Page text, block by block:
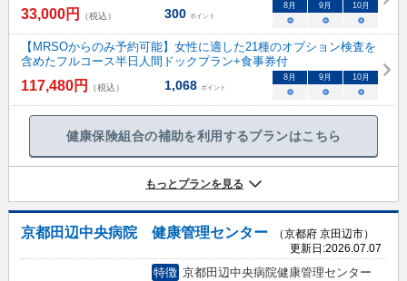
33,000円 （税込） 300 ポイント
8月 9月 10月
○ ○ ○
【MRSOからのみ予約可能】女性に適した21種のオプション検査を
含めたフルコース半日人間ドックプラン+食事券付
117,480円 （税込） 1,068 ポイント
8月 9月 10月
○ ○ ○
健康保険組合の補助を利用するプランはこちら
もっとプランを見る
京都田辺中央病院 健康管理センター
（京都府 京田辺市）
更新日:2026.07.07
特徴 京都田辺中央病院健康管理センター